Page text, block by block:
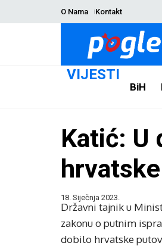
O Nama Kontakt
VIJESTI
BiH
Katić: U
18. Siječnja 2023.
Državni tajnik u
zakonu o putnim
dobilo hrvatske